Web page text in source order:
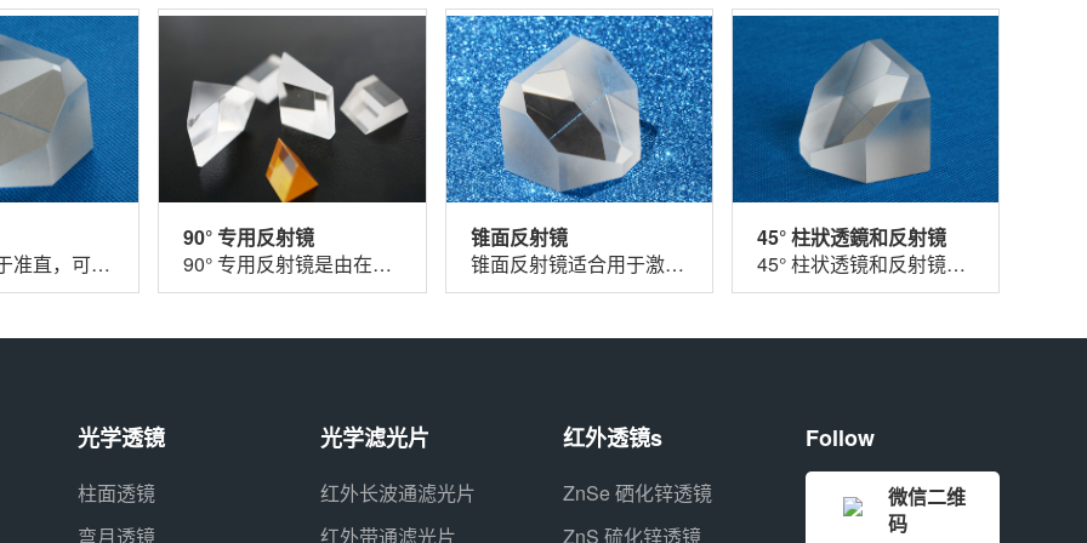
角反射镜用于准直，可使入射光返回光源。
90° 专用反射镜
90° 专用反射镜是由在两个直角边镀反射膜，而在斜面上不镀膜的直角棱镜形成的。两...
锥面反射镜
锥面反射镜适合用于激光和成像系统，以及需要 360° 照明的应用，采用了保护性的...
45° 柱狀透鏡和反射镜
45° 柱状透镜和反射镜可用于弯曲图像路径，或将激光光路转折90°。直径小使这些...
光学透镜
柱面透镜
弯月透镜
光学滤光片
红外长波通滤光片
红外带通滤光片
红外透镜s
ZnSe 硒化锌透镜
ZnS 硫化锌透镜
Follow
微信二维
码